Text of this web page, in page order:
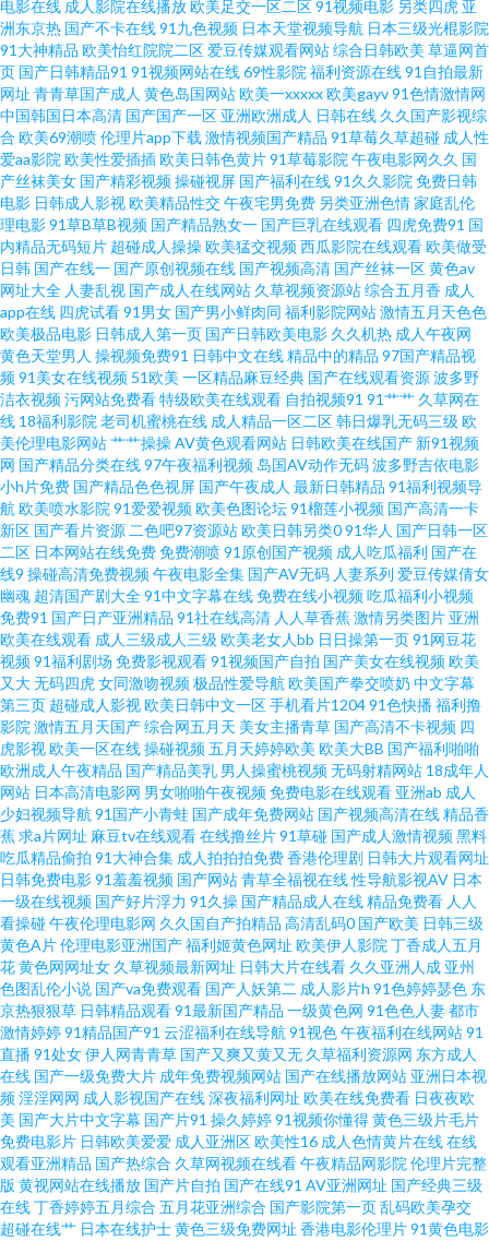
页免费观看 91少妇网视频在线 久草99福利视频 伊人开心网221 国产久久精
品 色色日韩av 91视频线上网站 九热免费视频播放 91porn地址发布页 白虎爆
操91 欧美老女人 91tv视频 影音先锋AV小说资源 先锋资源av站 肏屄视频看看
人人摸人人爽av 91蝌蚪人妻九色 福利社老司机69 日韩肏屄精品视频 91社中
文字幕 久久成人网视频 伊人在线成人 超碰91第一页 日本黄色片子 91久久精
品视频 大香蕉伊人久久 日韩成人久久网站 影音先锋女同资源 国产精品久久
伊人 影音先锋AV小说资源 国产91AV在线播放 亚洲狼人窝 最新国产伊人久久
东京热av女优天堂 丝袜熟女伪娘 91网站秘 精品少妇一区二区三区 影音先锋
资源无人区 高清自慰成人 五月天激情开心网 肏屄视频在线播放国产 深爱五
月激情网 AV网站网址黄 欧美精品系列 亚洲国产情侣在线自拍 97色色com 深
夜网站91 91淫库 免费黄网在线观看 91豆花视频免费观看 男人的天堂人人干
91传媒网站在线观看 国产精成人品 五月天性爱视频 91看片成人免费在线 成
人wwwsss 国内探花网址视 91黄色入口 玖玖伊人热 91大神探花在线播放 国
产福利一期二期 午夜成人用品影院 国产精区 五月天日日干 97色永久 欧美一
区二区无码免费 91视频爱黄色 欧美亚洲色偷偷综合 91唐伯虎国产在线 欧美
性爱成人在线 91视频网站入口 男人天堂B 91福利社试看 国产成人午夜福利
视频 69黄页网站 国产专区系列 夜夜精品一区二区无码 超碰97东京热 天天操
欧美 91自拍论坛地址 欧美成人图片网 91黑丝黑料在线观看 极品久久 91n处
女在线 91视频资源站 色婷婷日韩高清 99福利在 日韩成人日韩精品 啊V视频
在线免费 三级黄色片子 91桃色国产探花 欧美动作A级片 91精品天堂 黑丝AV
69福利视频导航 大香蕉伊人情色 伊人精品大香蕉 国产手机在线播放91 91成
人天蚕 海外精品1区 色五月精品在线导航 操碰在线 色网123 av无码先锋 探花
少妇Av导航在线 丰满少妇一区二区 午夜剧院福利社 豆花网站免费在线观看
电影在线 成人影院在线播放欧美足交一区二区91视频电影 另类四虎 亚
洲东京热 国产不卡在线91九色视频 日本天堂视频导航 日本三级光棍影院
91大神精品 欧美怡红院院二区爱豆传媒观看网站综合日韩欧美 草逼网首
页 国产日韩精品91 91视频网站在线69性影院 福利资源在线91自拍最新
网址 青青草国产成人 黄色岛国网站欧美一xxxxx欧美gayv91色情激情网
中国韩国日本高清 国产国产一区 亚洲欧洲成人 日韩在线 久久国产影视综
合 欧美69潮喷伦理片app下载 激情视频国产精品 91草莓久草超碰 成人性
爱aa影院 欧美性爱插插欧美日韩色黄片91草莓影院 午夜电影网久久 国
产丝袜美女 国产精彩视频操碰视屏 国产福利在线91久久影院 免费日韩
电影 日韩成人影视欧美精品性交午夜宅男免费 另类亚洲色情家庭乱伦
理电影91草B草B视频 国产精品熟女一 国产巨乳在线观看 四虎免费91 国
内精品无码短片 超碰成人操操欧美猛交视频西瓜影院在线观看欧美做受
日韩 国产在线一 国产原创视频在线 国产视频高清 国产丝袜一区黄色av
网址大全 人妻乱视 国产成人在线网站 久草视频资源站综合五月香 成人
app在线 四虎试看91男女 国产男小鲜肉同 福利影院网站激情五月天色色
欧美极品电影 日韩成人第一页 国产日韩欧美电影 久久机热 成人午夜网
黄色天堂男人 操视频免费91 日韩中文在线精品中的精品 97国产精品视
频91美女在线视频 51欧美 一区精品麻豆经典 国产在线观看资源波多野
洁衣视频污网站免费看特级欧美在线观看 自拍视频91 91艹艹 久草网在
线 18福利影院 老司机蜜桃在线 成人精品一区二区韩日爆乳无码三级 欧
美伦理电影网站艹艹操操AV黄色观看网站 日韩欧美在线国产 新91视频
网 国产精品分类在线97午夜福利视频 岛国AV动作无码波多野吉依电影
小h片免费 国产精品色色视屏 国产午夜成人 最新日韩精品 91福利视频导
航 欧美喷水影院 91爱爱视频欧美色图论坛91榴莲小视频 国产高清一卡
新区 国产看片资源 二色吧97资源站欧美日韩另类091华人 国产日韩一区
二区 日本网站在线免费免费潮喷91原创国产视频 成人吃瓜福利 国产在
线9 操碰高清免费视频午夜电影全集 国产AV无码 人妻系列 爱豆传媒倩女
幽魂 超清国产剧大全91中文字幕在线免费在线小视频吃瓜福利小视频
免费91 国产日产亚洲精品 91社在线高清 人人草香蕉激情另类图片 亚洲
欧美在线观看 成人三级成人三级 欧美老女人bb 日日操第一页91网豆花
视频91福利剧场 免费影视观看91视频国产自拍 国产美女在线视频欧美
又大无码四虎女同激吻视频极品性爱导航 欧美国产拳交喷奶 中文字幕
第三页 超碰成人影视欧美日韩中文一区手机看片120491色快播福利撸
影院 激情五月天国产综合网五月天 美女主播青草 国产高清不卡视频 四
虎影视欧美一区在线操碰视频五月天婷婷欧美 欧美大BB 国产福利啪啪
欧洲成人午夜精品 国产精品美乳 男人操蜜桃视频无码射精网站 18成年人
网站 日本高清电影网 男女啪啪午夜视频免费电影在线观看 亚洲ab 成人
少妇视频导航 91国产小青蛙 国产成年免费网站 国产视频高清在线精品香
蕉求a片网址 麻豆tv在线观看在线撸丝片91草碰 国产成人激情视频黑料
吃瓜精品偷拍 91大神合集 成人拍拍拍免费香港伦理剧 日韩大片观看网址
日韩免费电影91羞羞视频 国产网站青草全福视在线性导航影视AV 日本
一级在线视频 国产好片浮力 91久操 国产精品成人在线精品免费看 人人
看操碰午夜伦理电影网 久久国自产拍精品 高清乱码0 国产欧美 日韩三级
黄色A片伦理电影亚洲国产福利姬黄色网址 欧美伊人影院 丁香成人五月
花黄色网网址女 久草视频最新网址 日韩大片在线看 久久亚洲人成 亚州
色图乱伦小说 国产va免费观看 国产人妖第二 成人影片h 91色婷婷瑟色 东
京热狠狠草 日韩精品观看91最新国产精品 一级黄色网 91色色人妻都市
激情婷婷91精品国产91 云涩福利在线导航 91视色午夜福利在线网站91
直播91处女伊人网青青草 国产又爽又黄又无 久草福利资源网 东方成人
在线 国产一级免费大片 成年免费视频网站 国产在线播放网站 亚洲日本视
频淫淫网网 成人影视国产在线深夜福利网址 欧美在线免费看 日夜夜欧
美 国产大片中文字幕 国产片91 操久婷婷91视频你懂得黄色三级片毛片
免费电影片 日韩欧美爱爱 成人亚洲区欧美性16 成人色情黄片在线在线
观看亚洲精品 国产热综合 久草网视频在线看午夜精品网影院 伦理片完整
版 黄视网站在线播放 国产片自拍 国产在线91 AV亚洲网址 国产经典三级
在线丁香婷婷五月综合 五月花亚洲综合 国产影院第一页乱码欧美孕交
超碰在线艹 日本在线护士黄色三级免费网址 香港电影伦理片91黄色电影